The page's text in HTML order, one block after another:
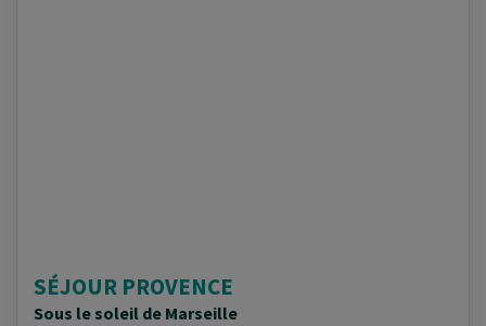
SÉJOUR PROVENCE
Sous le soleil de Marseille